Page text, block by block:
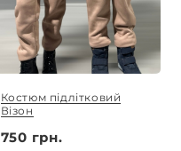
Костюм підлітковий
Візон
750 грн.